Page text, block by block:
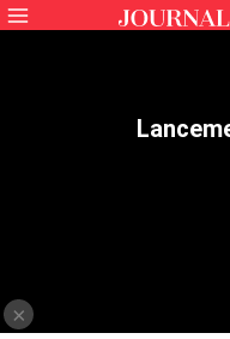
Porc au
simple. Ce plat